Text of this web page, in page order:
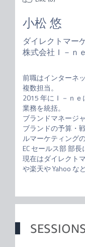
小松 悠
株式会社Ｉ－ｎｅ
前職はインターネ
複数担当。
2015 年にＩ－ｎ
業務を統括。
ブランドマネージ
ブランドの予算・
ルマーケティング
EC セールス部 部長
現在はダイレクト
や楽天や Yahoo な